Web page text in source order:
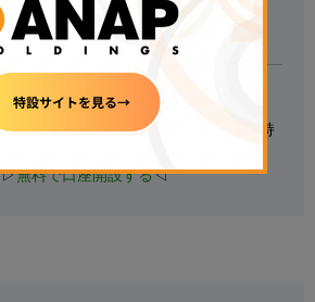
◆1万円以上の入金で現金1,000円獲得
▷無料で口座開設する◁
初心者にもおすすめ】
◆国内最大級の取引量
◆トップレベルのセキュリティ意識を持
▷無料で口座開設する◁